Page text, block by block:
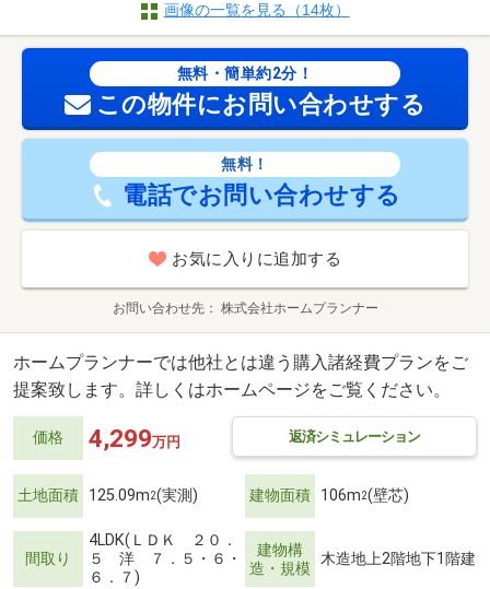
画像の一覧を見る（14枚）
無料・簡単約2分！
この物件にお問い合わせする
無料！
電話でお問い合わせする
お気に入りに追加する
お問い合わせ先 株式会社ホームプランナー
ホームプランナーでは他社とは違う購入諸経費プランをご
提案致します。詳しくはホームページをご覧ください。
価格 返済シミュレーション
4,299万円
土地面積 125.09m2(実測) 建物面積 106m2(壁芯)
間取り
4LDK(ＬＤＫ ２０．
５ 洋 ７．５・６・
６．７)
建物構
造・規模 木造地上2階地下1階建